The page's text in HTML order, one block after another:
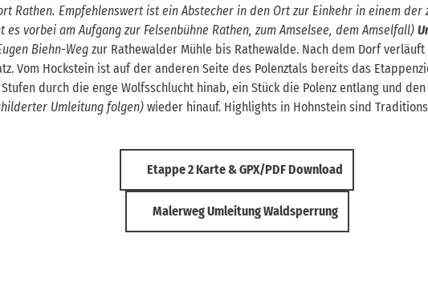
Rathen. Empfehlenswert ist ein Abstecher in den Ort zur Einkehr in einem der
es vorbei am Aufgang zur Felsenbühne Rathen, zum Amselsee, dem Amselfall)
Biehn-Weg zur Rathewalder Mühle bis Rathewalde. Nach dem Dorf
Vom Hockstein ist auf der anderen Seite des Polenztals bereits das
durch die enge Wolfsschlucht hinab, ein Stück die Polenz entlang und
Umleitung folgen) wieder hinauf. Highlights in Hohnstein sind
Etappe 2 Karte & GPX/PDF Download
Malerweg Umleitung Waldsperrung